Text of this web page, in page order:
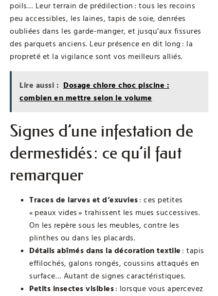
poils… Leur terrain de prédilection : tous les recoins
peu accessibles, les laines, tapis de soie, denrées
oubliées dans les garde-manger, et jusqu’aux fissures
des parquets anciens. Leur présence en dit long : la
propreté et la vigilance sont vos meilleurs alliés.
Lire aussi : Dosage chlore choc piscine :
combien en mettre selon le volume
Signes d’une infestation de
dermestidés : ce qu’il faut
remarquer
Traces de larves et d’exuvies: ces petites
« peaux vides » trahissent les mues successives.
On les repère sous les meubles, contre les
plinthes ou dans les placards.
Détails abîmés dans la décoration textile : tapis
effilochés, galons rongés, coussins attaqués en
surface… Autant de signes caractéristiques.
Petits insectes visibles: lorsque vous apercevez